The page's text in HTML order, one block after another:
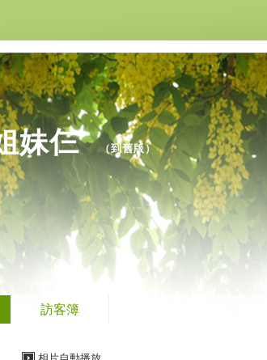
妹仨（到舊版）
訪客簿